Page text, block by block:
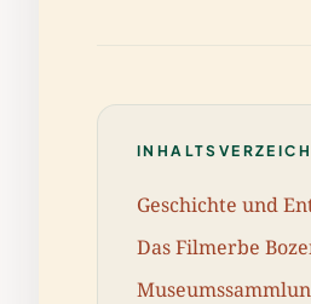
Geschichte und
Das Filmerbe